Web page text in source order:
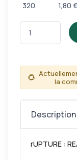
320
1,80 €
🌻
la
rUPTURE :